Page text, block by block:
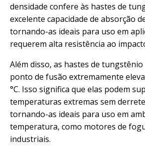
densidade confere às hastes de
excelente capacidade de absorção
tornando-as ideais para uso em
requerem alta resistência ao
Além disso, as hastes de
ponto de fusão extremamente
°C. Isso significa que elas podem
temperaturas extremas sem
tornando-as ideais para uso em
temperatura, como motores de
industriais.